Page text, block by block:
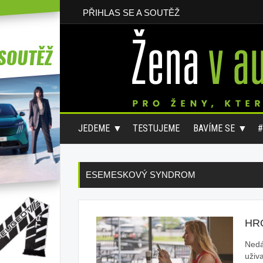
PŘIHLAS SE A SOUTĚŽ
JEDEME TESTUJEME BAVÍME SE
ESEMESKOVÝ SYNDROM